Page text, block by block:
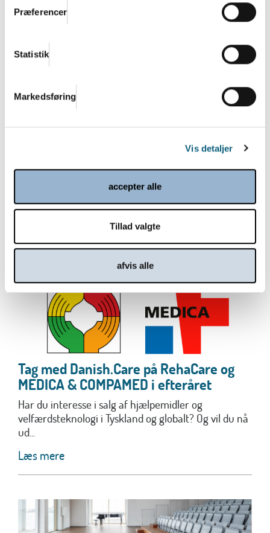
Præferencer
Statistik
Markedsføring
Vis detaljer
accepter alle
Tillad valgte
afvis alle
Læs om fremtidens løsninger inden for
velfærdsteknologi i CareTech Magazine
Tag med Danish.Care på RehaCare og
MEDICA & COMPAMED i efteråret
Har du interesse i salg af hjælpemidler og
velfærdsteknologi i Tyskland og globalt? Og vil du nå
ud...
Læs mere